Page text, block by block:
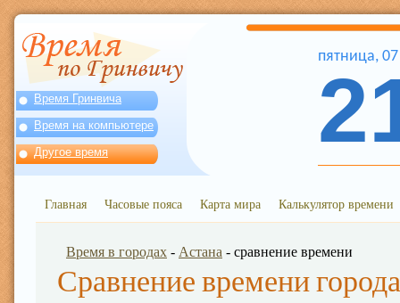
Время Гринвича
Время на компьютере
Другое время
пятница, 07
Главная Часовые пояса Карта мира Калькулятор времени
Время в городах - Астана - сравнение времени
Сравнение времени